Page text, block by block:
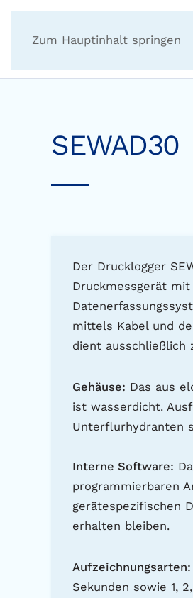
Zum Hauptinhalt springen
SEWAD30
Der Drucklogger
Druckmessgerät
mittels Kabel und
dient ausschließlich
Gehäuse: Das aus
ist wasserdicht.
Unterflurhydranten
Interne Software:
programmierbaren
gerätespezifischen
erhalten bleiben.
Aufzeichnungsarten:
Sekunden sowie 1,